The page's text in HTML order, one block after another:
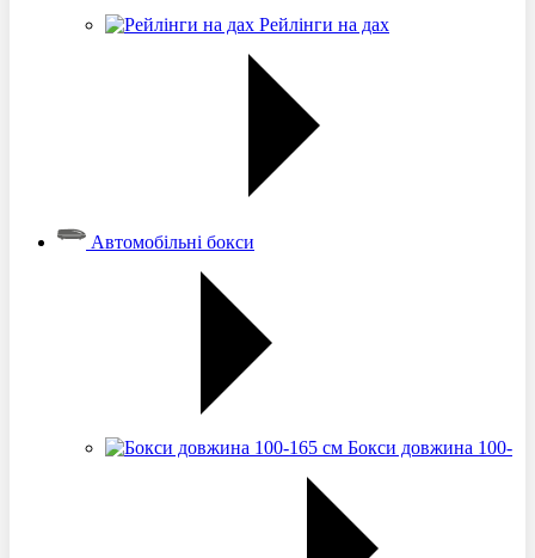
Рейлінги на дах
Автомобільні бокси
Бокси довжина 100-